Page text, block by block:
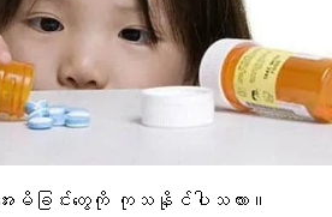
အေးမိခြင်းတွေကို ကုသနိုင်ပါသလား။